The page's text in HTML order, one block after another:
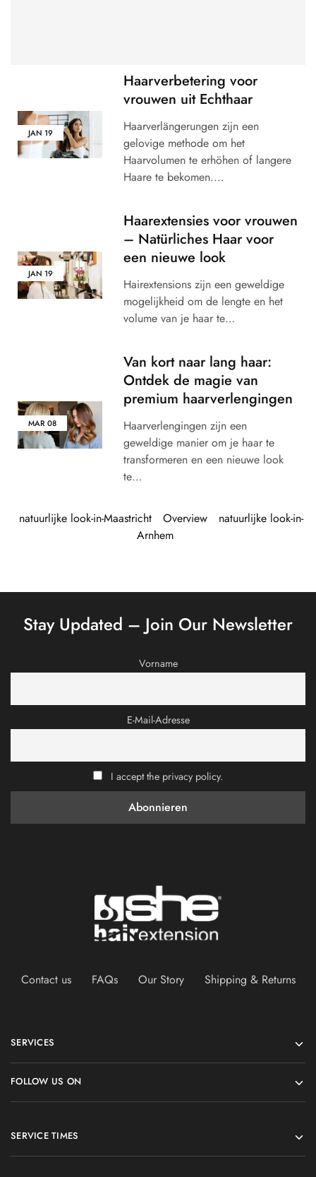
JAN 19
Haarverbetering voor
vrouwen uit Echthaar
Haarverlängerungen zijn een
gelovige methode om het
Haarvolumen te erhöhen of langere
Haare te bekomen.…
JAN 19
Haarextensies voor vrouwen
– Natürliches Haar voor
een nieuwe look
Hairextensions zijn een geweldige
mogelijkheid om de lengte en het
volume van je haar te…
MAR08
Van kort naar lang haar:
Ontdek de magie van
premium haarverlengingen
Haarverlengingen zijn een
geweldige manier om je haar te
transformeren en een nieuwe look
te…
natuurlijke look-in-Maastricht Overview
natuurlijke look-in-
Arnhem
Stay Updated – Join Our Newsletter
Vorname
E-Mail-Adresse
I accept the privacy policy.
Contact us FAQs Our Story Shipping & Returns
SERVICES
FOLLOW US ON
SERVICE TIMES